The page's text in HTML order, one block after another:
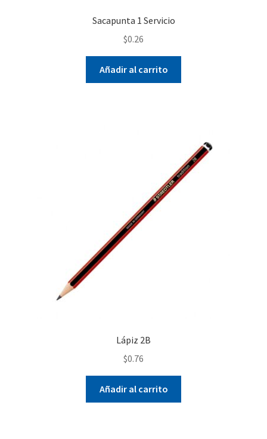
Sacapunta 1 Servicio
$0.26
Añadir al carrito
Lápiz 2B
$0.76
Añadir al carrito